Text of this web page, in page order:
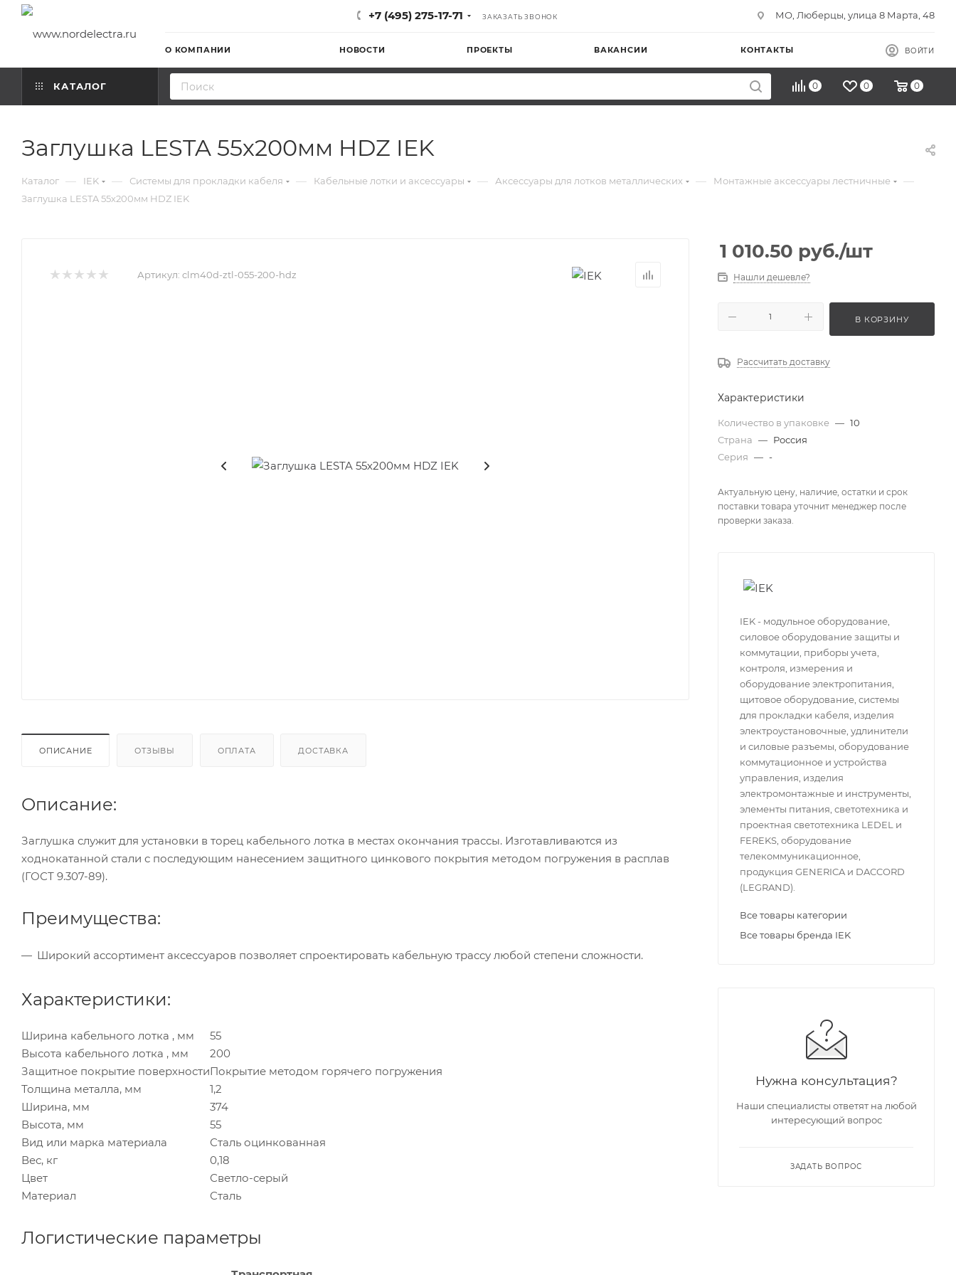
+7 (495) 275-17-71 ЗАКАЗАТЬ ЗВОНОК МО, Люберцы, улица 8 Марта, 48
О КОМПАНИИ НОВОСТИ ПРОЕКТЫ ВАКАНСИИ КОНТАКТЫ ВОЙТИ
КАТАЛОГ 0 0 0
Заглушка LESTA 55х200мм HDZ IEK
Каталог — IEK — Системы для прокладки кабеля — Кабельные лотки и аксессуары — Аксессуары для лотков металлических — Монтажные аксессуары лестничные —
Заглушка LESTA 55х200мм HDZ IEK
Артикул: clm40d-ztl-055-200-hdz
ОПИСАНИЕ ОТЗЫВЫ ОПЛАТА ДОСТАВКА
Описание:
Заглушка служит для установки в торец кабельного лотка в местах окончания трассы. Изготавливаются из
ходнокатанной стали с последующим нанесением защитного цинкового покрытия методом погружения в расплав
(ГОСТ 9.307-89).
Преимущества:
Широкий ассортимент аксессуаров позволяет спроектировать кабельную трассу любой степени сложности.
Характеристики:
Ширина кабельного лотка , мм
55
Высота кабельного лотка , мм
200
Защитное покрытие поверхностиПокрытие методом горячего погружения
Толщина металла, мм
1,2
Ширина, мм
374
Высота, мм
55
Вид или марка материала
Сталь оцинкованная
Вес, кг
0,18
Цвет
Светло-серый
Материал
Сталь
Логистические параметры
1 010.50 руб./шт
Нашли дешевле?
В КОРЗИНУ
Рассчитать доставку
Характеристики
Количество в упаковке — 10
Страна — Россия
Серия — -
Актуальную цену, наличие, остатки и срок
поставки товара уточнит менеджер после
проверки заказа.
IEK - модульное оборудование,
силовое оборудование защиты и
коммутации, приборы учета,
контроля, измерения и
оборудование электропитания,
щитовое оборудование, системы
для прокладки кабеля, изделия
электроустановочные, удлинители
и силовые разъемы, оборудование
коммутационное и устройства
управления, изделия
электромонтажные и инструменты,
элементы питания, светотехника и
проектная светотехника LEDEL и
FEREKS, оборудование
телекоммуникационное,
продукция GENERICA и DACCORD
(LEGRAND).
Все товары категории
Все товары бренда IEK
Нужна консультация?
Наши специалисты ответят на любой
интересующий вопрос
ЗАДАТЬ ВОПРОС